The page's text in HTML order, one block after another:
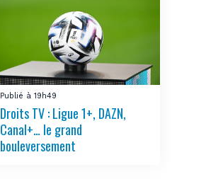
Publié à 19h49
Droits TV : Ligue 1+, DAZN,
Canal+… le grand
bouleversement